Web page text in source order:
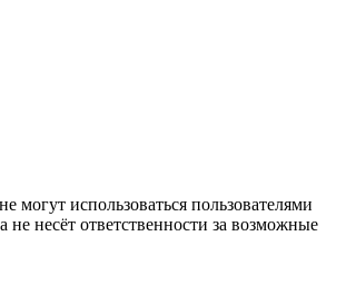
использоваться пользователями
несёт ответственности за возможные